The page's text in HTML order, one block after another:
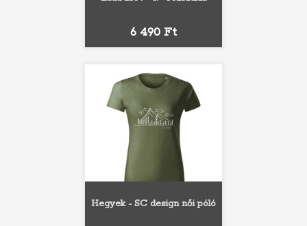
Ár
6 490 Ft
Hegyek - SC design női póló